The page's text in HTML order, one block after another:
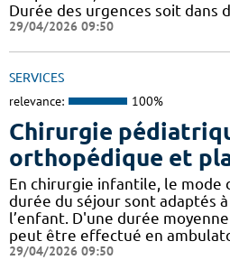
Durée des urgences soit dans
29/04/2026 09:50
SERVICES
relevance: 100%
Chirurgie
orthopédique et
En chirurgie infantile, le mode
durée du séjour sont adaptés
l’enfant. D'une durée
peut être effectué en
29/04/2026 09:50